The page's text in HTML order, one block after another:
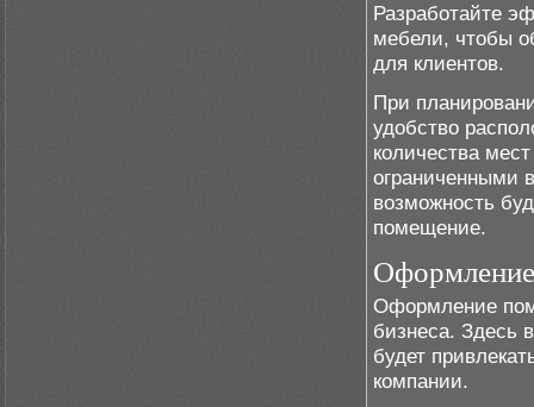
Разработайте
мебели, чтобы
для клиентов.
При
удобство
количества
ограниченными
возможность
помещение.
Оформление
бизнеса. Здесь
будет
компании.